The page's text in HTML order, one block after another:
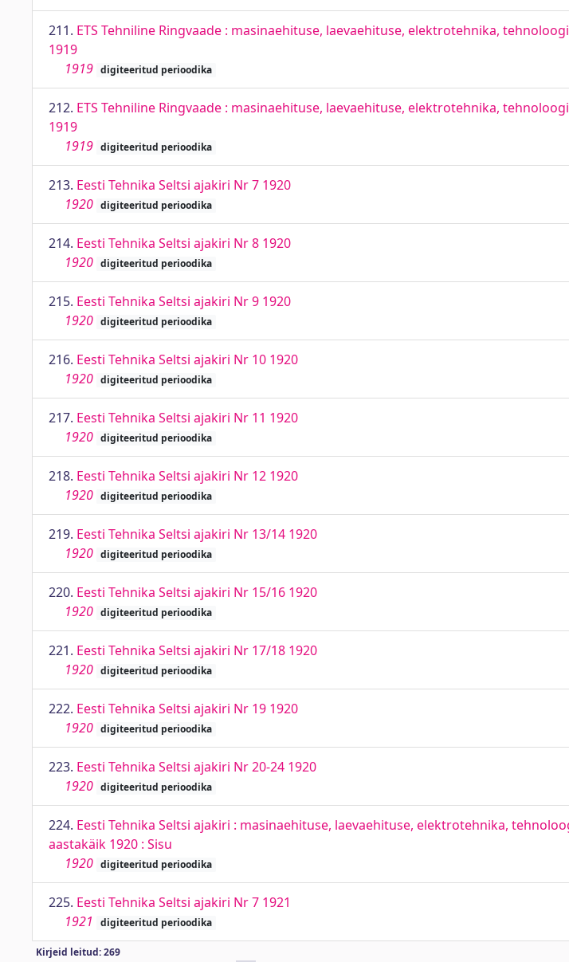
211. ETS Tehniline Ringvaade : masinaehituse, laevaehituse, elektrotehnika,
1919
1919 digiteeritud perioodika
212. ETS Tehniline Ringvaade : masinaehituse, laevaehituse, elektrotehnika,
1919
1919 digiteeritud perioodika
213. Eesti Tehnika Seltsi ajakiri Nr 7 1920
1920 digiteeritud perioodika
214. Eesti Tehnika Seltsi ajakiri Nr 8 1920
1920 digiteeritud perioodika
215. Eesti Tehnika Seltsi ajakiri Nr 9 1920
1920 digiteeritud perioodika
216. Eesti Tehnika Seltsi ajakiri Nr 10 1920
1920 digiteeritud perioodika
217. Eesti Tehnika Seltsi ajakiri Nr 11 1920
1920 digiteeritud perioodika
218. Eesti Tehnika Seltsi ajakiri Nr 12 1920
1920 digiteeritud perioodika
219. Eesti Tehnika Seltsi ajakiri Nr 13/14 1920
1920 digiteeritud perioodika
220. Eesti Tehnika Seltsi ajakiri Nr 15/16 1920
1920 digiteeritud perioodika
221. Eesti Tehnika Seltsi ajakiri Nr 17/18 1920
1920 digiteeritud perioodika
222. Eesti Tehnika Seltsi ajakiri Nr 19 1920
1920 digiteeritud perioodika
223. Eesti Tehnika Seltsi ajakiri Nr 20-24 1920
1920 digiteeritud perioodika
224. Eesti Tehnika Seltsi ajakiri : masinaehituse, laevaehituse, elektrotehnika,
aastakäik 1920 : Sisu
1920 digiteeritud perioodika
225. Eesti Tehnika Seltsi ajakiri Nr 7 1921
1921
digiteeritud perioodika
Kirjeid leitud: 269